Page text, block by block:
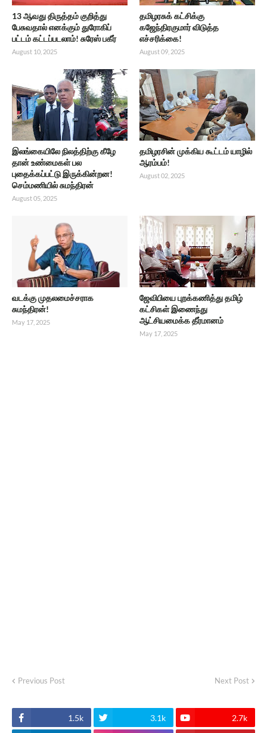
13 ஆவது திருத்தம் குறித்து
பேசுவதால் எனக்கும் துரோகிப்
பட்டம் கட்டப்படலாம்! சுரேஸ் பகீர்
August 10, 2025
தமிழரசுக் கட்சிக்கு
கஜேந்திரகுமார் விடுத்த
எச்சரிக்கை!
August 09, 2025
இலங்கையிலே நிலத்திற்கு கீழே
தான் உண்மைகள் பல
புதைக்கப்பட்டு இருக்கின்றன!
செம்மணியில் சுமந்திரன்
August 05, 2025
தமிழரசின் முக்கிய கூட்டம் யாழில்
ஆரம்பம்!
August 02, 2025
வடக்கு முதலமைச்சராக
சுமந்திரன்!
May 17, 2025
ஜேவிபியை புறக்கணித்து தமிழ்
கட்சிகள் இணைந்து
ஆட்சியமைக்க தீர்மானம்
May 17, 2025
Previous Post Next Post
1.5k 3.1k 2.7k